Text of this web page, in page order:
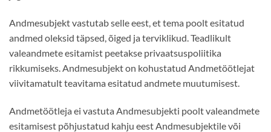
Andmesubjekt vastutab selle eest, et tema poolt esitatud
andmed oleksid täpsed, õiged ja terviklikud. Teadlikult
valeandmete esitamist peetakse privaatsuspoliitika
rikkumiseks. Andmesubjekt on kohustatud Andmetöötlejat
viivitamatult teavitama esitatud andmete muutumisest.
Andmetöötleja ei vastuta Andmesubjekti poolt valeandmete
esitamisest põhjustatud kahju eest Andmesubjektile või